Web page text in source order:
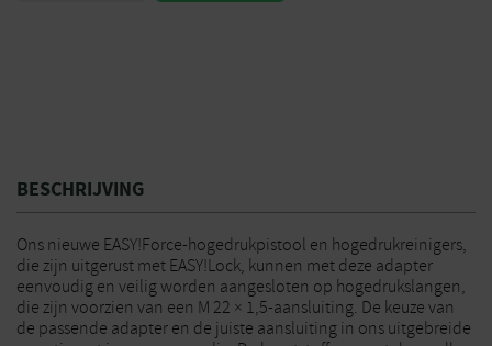
BESCHRIJVING
Ons nieuwe EASY!Force-hogedrukpistool en hogedrukreinigers,
die zijn uitgerust met EASY!Lock, kunnen met deze adapter
eenvoudig en veilig worden aangesloten op hogedrukslangen,
die zijn voorzien van een M 22 × 1,5-aansluiting. De keuze van
de passende adapter en de juiste aansluiting in ons uitgebreide